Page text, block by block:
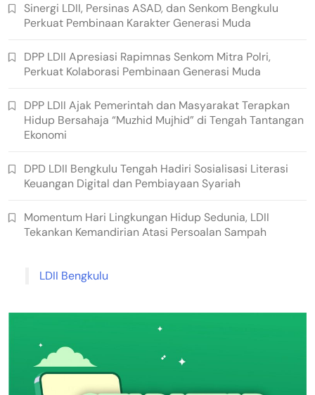
Sinergi LDII, Persinas ASAD, dan Senkom Bengkulu
Perkuat Pembinaan Karakter Generasi Muda
DPP LDII Apresiasi Rapimnas Senkom Mitra Polri,
Perkuat Kolaborasi Pembinaan Generasi Muda
DPP LDII Ajak Pemerintah dan Masyarakat Terapkan
Hidup Bersahaja “Muzhid Mujhid” di Tengah Tantangan
Ekonomi
DPD LDII Bengkulu Tengah Hadiri Sosialisasi Literasi
Keuangan Digital dan Pembiayaan Syariah
Momentum Hari Lingkungan Hidup Sedunia, LDII
Tekankan Kemandirian Atasi Persoalan Sampah
LDII Bengkulu